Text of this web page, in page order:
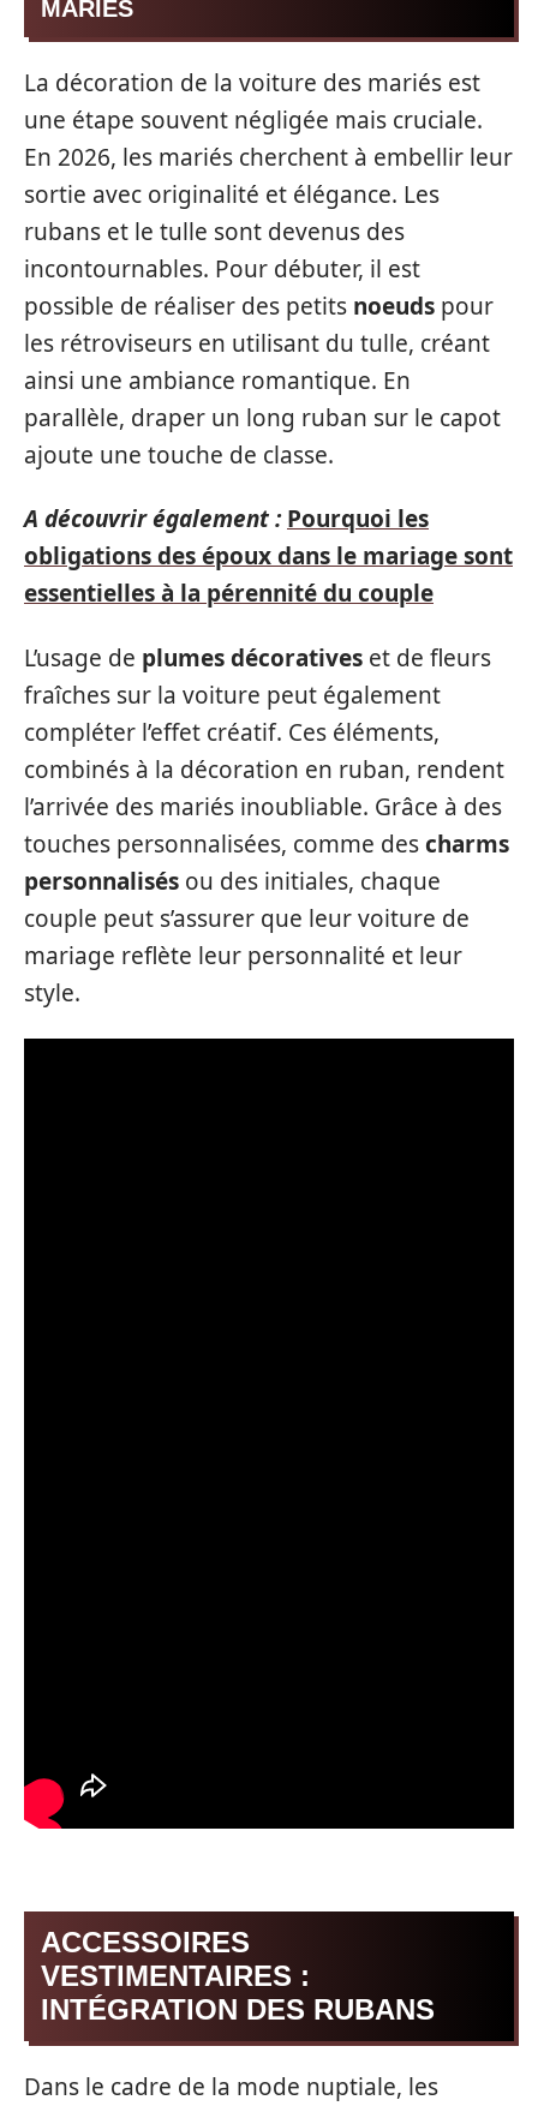
MARIÉS
La décoration de la voiture des mariés est
une étape souvent négligée mais cruciale.
En 2026, les mariés cherchent à embellir leur
sortie avec originalité et élégance. Les
rubans et le tulle sont devenus des
incontournables. Pour débuter, il est
possible de réaliser des petits noeuds pour
les rétroviseurs en utilisant du tulle, créant
ainsi une ambiance romantique. En
parallèle, draper un long ruban sur le capot
ajoute une touche de classe.
A découvrir également : Pourquoi les
obligations des époux dans le mariage sont
essentielles à la pérennité du couple
L’usage de plumes décoratives et de fleurs
fraîches sur la voiture peut également
compléter l’effet créatif. Ces éléments,
combinés à la décoration en ruban, rendent
l’arrivée des mariés inoubliable. Grâce à des
touches personnalisées, comme descharms
personnalisés ou des initiales, chaque
couple peut s’assurer que leur voiture de
mariage reflète leur personnalité et leur
style.
ACCESSOIRES
VESTIMENTAIRES :
INTÉGRATION DES RUBANS
Dans le cadre de la mode nuptiale, les